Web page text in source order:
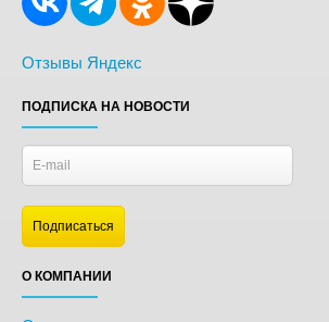
Отзывы Яндекс
ПОДПИСКА НА НОВОСТИ
О КОМПАНИИ